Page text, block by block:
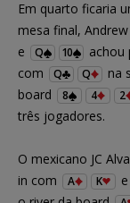
Em quarto ficaria
mesa final,
e
Q 10
achou
com
Q Q
na
board
8 4 2
três jogadores.
O mexicano JC
in com
A K